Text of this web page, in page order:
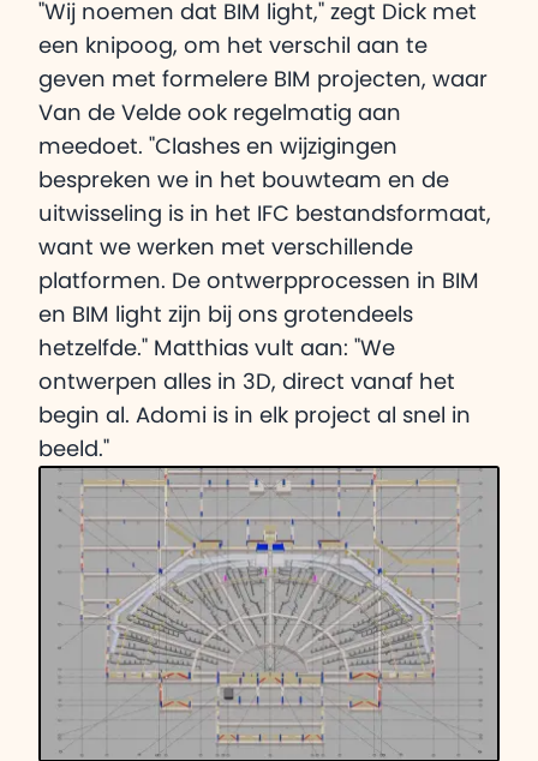
"Wij noemen dat BIM light," zegt Dick met
een knipoog, om het verschil aan te
geven met formelere BIM projecten, waar
Van de Velde ook regelmatig aan
meedoet. "Clashes en wijzigingen
bespreken we in het bouwteam en de
uitwisseling is in het IFC bestandsformaat,
want we werken met verschillende
platformen. De ontwerpprocessen in BIM
en BIM light zijn bij ons grotendeels
hetzelfde." Matthias vult aan: "We
ontwerpen alles in 3D, direct vanaf het
begin al. Adomi is in elk project al snel in
beeld."